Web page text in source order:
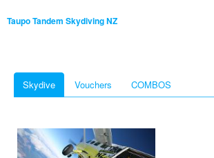
Taupo Tandem Skydiving NZ
Skydive Vouchers COMBOS